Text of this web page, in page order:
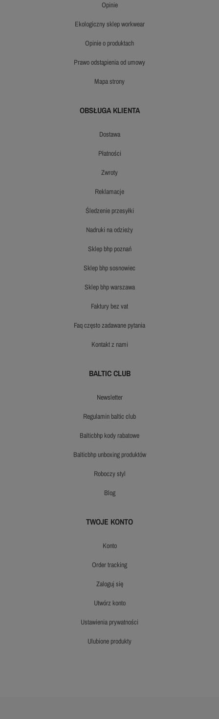
opinie
ekologiczny sklep workwear
opinie o produktach
prawo odstąpienia od umowy
mapa strony
OBSŁUGA KLIENTA
dostawa
płatności
zwroty
reklamacje
śledzenie przesyłki
nadruki na odzieży
sklep bhp poznań
sklep bhp sosnowiec
sklep bhp warszawa
faktury bez vat
faq często zadawane pytania
kontakt z nami
BALTIC CLUB
newsletter
regulamin baltic club
balticbhp kody rabatowe
balticbhp unboxing produktów
roboczy styl
blog
TWOJE KONTO
konto
order tracking
zaloguj się
utwórz konto
ustawienia prywatności
ulubione produkty